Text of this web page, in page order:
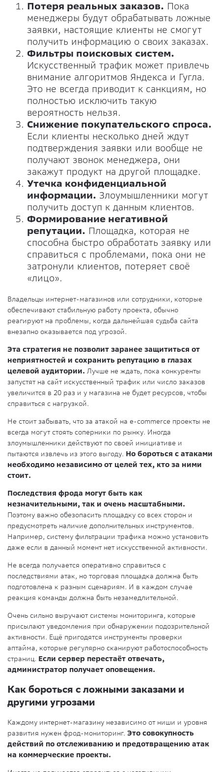
Потеря реальных заказов. Пока
менеджеры будут обрабатывать ложные
заявки, настоящие клиенты не смогут
получить информацию о своих заказах.
Фильтры поисковых систем.
Искусственный трафик может привлечь
внимание алгоритмов Яндекса и Гугла.
Это не всегда приводит к санкциям, но
полностью исключить такую
вероятность нельзя.
Снижение покупательского спроса.
Если клиенты несколько дней ждут
подтверждения заявки или вообще не
получают звонок менеджера, они
закажут продукт на другой площадке.
Утечка конфиденциальной
информации. Злоумышленники могут
получить доступ к данным клиентов.
Формирование негативной
репутации. Площадка, которая не
способна быстро обработать заявку или
справиться с проблемами, пока они не
затронули клиентов, потеряет своё
«лицо».
Владельцы интернет-магазинов или сотрудники, которые
обеспечивают стабильную работу проекта, обычно
реагируют на проблемы, когда дальнейшая судьба сайта
внезапно оказывается под угрозой.
Эта стратегия не позволит заранее защититься от
неприятностей и сохранить репутацию в глазах
целевой аудитории. Лучше не ждать, пока конкуренты
запустят на сайт искусственный трафик или число заказов
увеличится в 20 раз и у магазина не будет ресурсов, чтобы
справиться с нагрузкой.
Не стоит забывать, что за атакой на e-commerce проекты не
всегда могут стоять соперники по рынку. Иногда
злоумышленники действуют по своей инициативе и
пытаются извлечь из этого выгоду. Но бороться с атаками
необходимо независимо от целей тех, кто за ними
стоит.
Последствия фрода могут быть как
незначительными, так и очень масштабными.
Поэтому важно обезопасить площадку со всех сторон и
предусмотреть наличие дополнительных инструментов.
Например, систему фильтрации трафика можно установить
даже если в данный момент нет искусственной активности.
Не всегда получается оперативно справиться с
последствиями атак, но торговая площадка должна быть
подготовлена к разным сценариям. И в каждом случае
реакция команды должна быть незамедлительной.
Очень сильно выручают системы мониторинга, которые
присылают уведомления при обнаружении подозрительной
активности. Ещё пригодятся инструменты проверки
аптайма, которые регулярно сканируют работоспособность
страниц. Если сервер перестаёт отвечать,
администратор получает оповещения.
Как бороться с ложными заказами и
другими угрозами
Каждому интернет-магазину независимо от ниши и уровня
развития нужен фрод-мониторинг. Это совокупность
действий по отслеживанию и предотвращению атак
на коммерческие проекты.